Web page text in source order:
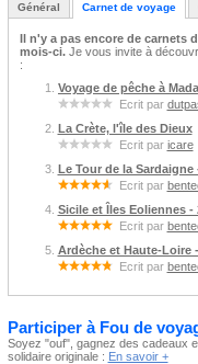
Général Carnet de voyage
Il n'y a pas encore de carnets
mois-ci.Je vous invite à
:
Voyage de pêche à
Ecrit par
La Crète, l'île des Dieux
Ecrit par icare
Le Tour de la Sardaigne
Ecrit par
Sicile et Îles Eoliennes -
Ecrit par
Ardèche et Haute-Loire
Ecrit par
Participer à Fou de
Soyez "ouf", gagnez des cadeaux
solidaire originale : En savoir +